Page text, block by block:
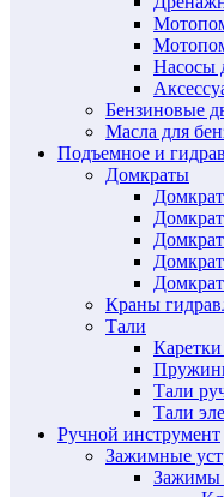
Насосы
Бензиновые
Масла для
Подъемное и
Домкраты
Краны
Тали
Каретки
Тали
Тали
Ручной инструмент
Зажимные
Зажимы